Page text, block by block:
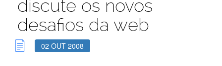
discute os novos
desafios da web
02 OUT 2008